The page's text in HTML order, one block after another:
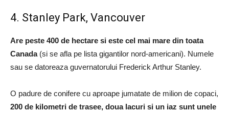
4. Stanley Park, Vancouver
Are peste 400 de hectare si este cel mai mare din toata
Canada(si se afla pe lista gigantilor nord-americani). Numele
sau se datoreaza guvernatorului Frederick Arthur Stanley.
O padure de conifere cu aproape jumatate de milion de copaci,
200 de kilometri de trasee, doua lacuri si un iaz sunt unele